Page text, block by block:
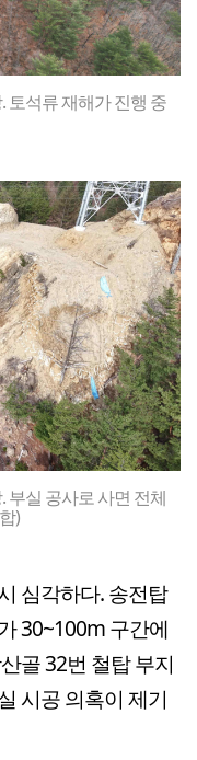
토석류 재해가 진행 중
실 공사로 사면 전체
)
심각하다. 송전탑
30~100m 구간에
골 32번 철탑 부지
시공 의혹이 제기